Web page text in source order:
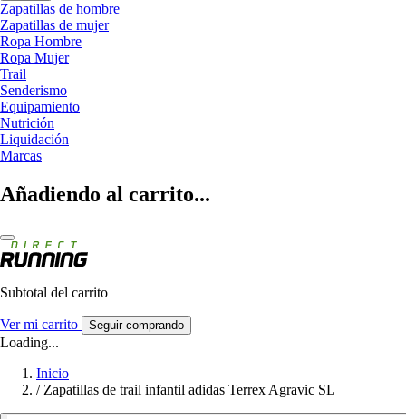
Zapatillas de hombre
Zapatillas de mujer
Ropa Hombre
Ropa Mujer
Trail
Senderismo
Equipamiento
Nutrición
Liquidación
Marcas
Añadiendo al carrito...
Subtotal del carrito
Ver mi carrito Seguir comprando
Loading...
Inicio
/ Zapatillas de trail infantil adidas Terrex Agravic SL